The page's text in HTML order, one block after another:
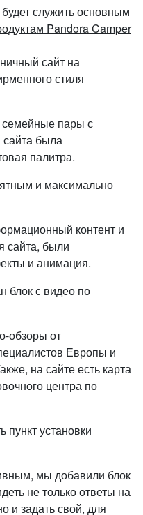
служить основным
Pandora Camper
сайт на
стиля
семейные пары с
сайта была
палитра.
и максимально
контент и
сайта, были
и анимация.
блок с видео по
обзоры от
Европы и
на сайте есть карта
центра по
пункт установки
мы добавили блок
не только ответы на
и задать свой, для